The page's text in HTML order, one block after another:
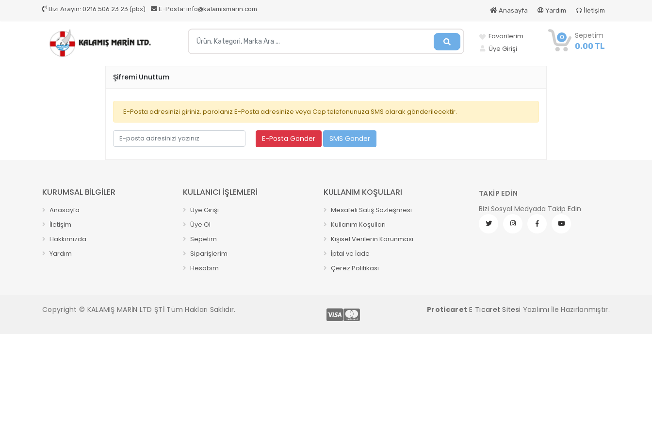
Bizi Arayın: 0216 506 23 23 (pbx) E-Posta: info@kalamismarin.com Anasayfa Yardım İletişim
0 Sepetim
0.00 TL
Favorilerim
Üye Girişi
Şifremi Unuttum
E-Posta adresinizi giriniz. parolanız E-Posta adresinize veya Cep telefonunuza SMS olarak gönderilecektir.
KURUMSAL BİLGİLER
Anasayfa
İletişim
Hakkımızda
Yardım
KULLANICI İŞLEMLERİ
Üye Girişi
Üye Ol
Sepetim
Siparişlerim
Hesabım
KULLANIM KOŞULLARI
Mesafeli Satış Sözleşmesi
Kullanım Koşulları
Kişisel Verilerin Korunması
İptal ve İade
Çerez Politikası
TAKİP EDİN
Bizi Sosyal Medyada Takip Edin
Copyright © KALAMIŞ MARİN LTD ŞTİ Tüm Hakları Saklıdır. Proticaret E Ticaret Sitesi Yazılımı İle Hazırlanmıştır.